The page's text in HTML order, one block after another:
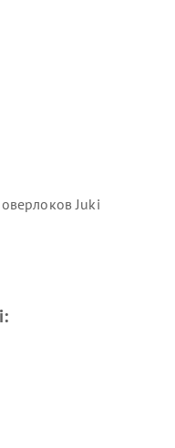
Juki